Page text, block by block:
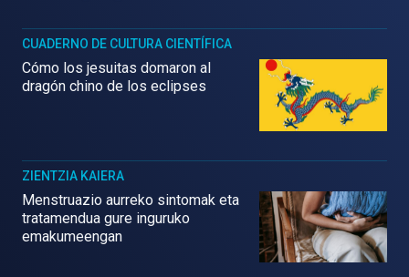
CUADERNO DE CULTURA CIENTÍFICA
Cómo los jesuitas domaron al
dragón chino de los eclipses
ZIENTZIA KAIERA
Menstruazio aurreko sintomak eta
tratamendua gure inguruko
emakumeengan